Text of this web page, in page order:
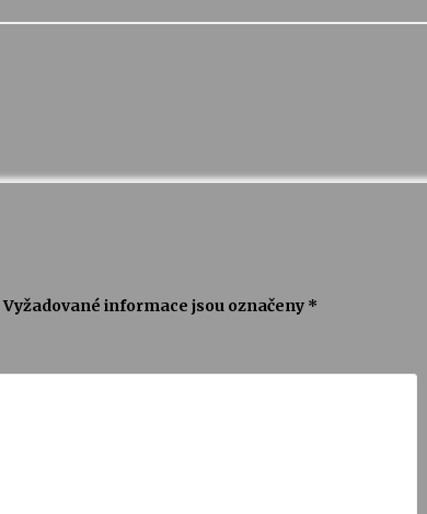
Vyžadované informace jsou označeny *